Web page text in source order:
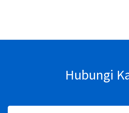
Hubungi